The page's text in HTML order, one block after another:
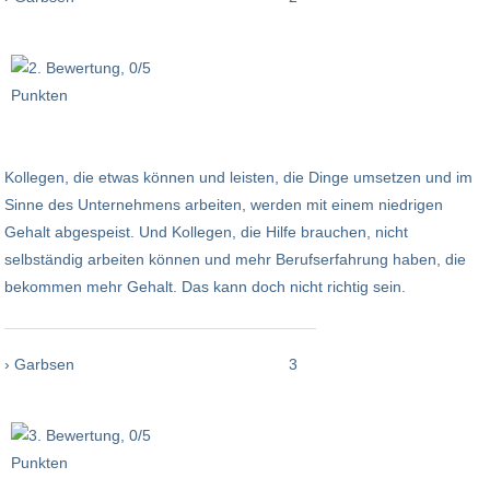
Kollegen, die etwas können und leisten, die Dinge umsetzen und im
Sinne des Unternehmens arbeiten, werden mit einem niedrigen
Gehalt abgespeist. Und Kollegen, die Hilfe brauchen, nicht
selbständig arbeiten können und mehr Berufserfahrung haben, die
bekommen mehr Gehalt. Das kann doch nicht richtig sein.
› Garbsen 3